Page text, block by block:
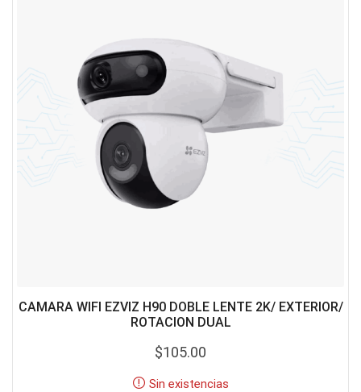
CAMARA WIFI EZVIZ H90 DOBLE LENTE 2K/ EXTERIOR/
ROTACION DUAL
$105.00
Sin existencias